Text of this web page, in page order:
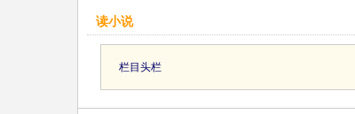
读小说
栏目头栏